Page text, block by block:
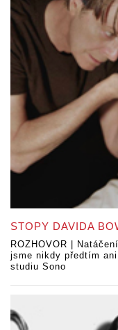
STOPY DAVIDA
ROZHOVOR |
jsme nikdy předtím
studiu Sono